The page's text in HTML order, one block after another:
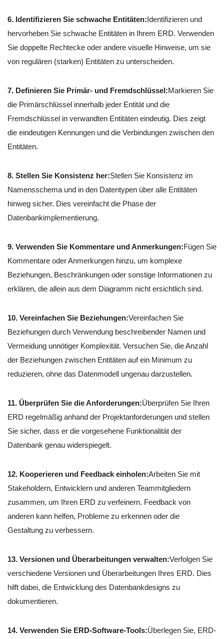
6. Identifizieren Sie schwache Entitäten:Identifizieren und
hervorheben Sie schwache Entitäten in Ihrem ERD. Verwenden
Sie doppelte Rechtecke oder andere visuelle Hinweise, um sie
von regulären (starken) Entitäten zu unterscheiden.
7. Definieren Sie Primär- und Fremdschlüssel:Markieren Sie
die Primärschlüssel innerhalb jeder Entität und die
Fremdschlüssel in verwandten Entitäten eindeutig. Dies zeigt
die eindeutigen Kennungen und die Verbindungen zwischen den
Entitäten.
8. Stellen Sie Konsistenz her:Stellen Sie Konsistenz im
Namensschema und in den Datentypen über alle Entitäten
hinweg sicher. Dies vereinfacht die Phase der
Datenbankimplementierung.
9. Verwenden Sie Kommentare und Anmerkungen:Fügen Sie
Kommentare oder Anmerkungen hinzu, um komplexe
Beziehungen, Beschränkungen oder sonstige Informationen zu
erklären, die allein aus dem Diagramm nicht ersichtlich sind.
10. Vereinfachen Sie Beziehungen:Vereinfachen Sie
Beziehungen durch Verwendung beschreibender Namen und
Vermeidung unnötiger Komplexität. Versuchen Sie, die Anzahl
der Beziehungen zwischen Entitäten auf ein Minimum zu
reduzieren, ohne das Datenmodell ungenau darzustellen.
11. Überprüfen Sie die Anforderungen:Überprüfen Sie Ihren
ERD regelmäßig anhand der Projektanforderungen und stellen
Sie sicher, dass er die vorgesehene Funktionalität der
Datenbank genau widerspiegelt.
12. Kooperieren und Feedback einholen:Arbeiten Sie mit
Stakeholdern, Entwicklern und anderen Teammitgliedern
zusammen, um Ihren ERD zu verfeinern. Feedback von
anderen kann helfen, Probleme zu erkennen oder die
Gestaltung zu verbessern.
13. Versionen und Überarbeitungen verwalten:Verfolgen Sie
verschiedene Versionen und Überarbeitungen Ihres ERD. Dies
hilft dabei, die Entwicklung des Datenbankdesigns zu
dokumentieren.
14. Verwenden Sie ERD-Software-Tools:Überlegen Sie, ERD-